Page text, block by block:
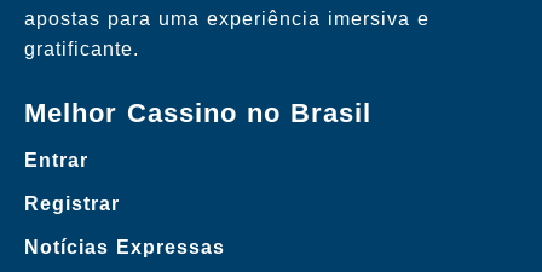
apostas para uma experiência imersiva e
gratificante.
Melhor Cassino no Brasil
Entrar
Registrar
Notícias Expressas